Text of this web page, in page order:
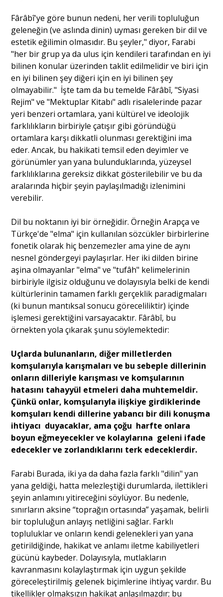
Fârâbî'ye göre bunun nedeni, her verili topluluğun
geleneğin (ve aslında dinin) uyması gereken bir dil ve
estetik eğilimin olmasıdır. Bu şeyler," diyor, Farabi
"her bir grup ya da ulus için kendileri tarafından en iyi
bilinen konular üzerinden taklit edilmelidir ve biri için
en iyi bilinen şey diğeri için en iyi bilinen şey
olmayabilir." İşte tam da bu temelde Fârâbî, "Siyasi
Rejim" ve "Mektuplar Kitabı" adlı risalelerinde pazar
yeri benzeri ortamlara, yani kültürel ve ideolojik
farklılıkların birbiriyle çatışır gibi göründüğü
ortamlara karşı dikkatli olunması gerektiğini ima
eder. Ancak, bu hakikati temsil eden deyimler ve
görünümler yan yana bulunduklarında, yüzeysel
farklılıklarına gereksiz dikkat gösterilebilir ve bu da
aralarında hiçbir şeyin paylaşılmadığı izlenimini
verebilir.
Dil bu noktanın iyi bir örneğidir. Örneğin Arapça ve
Türkçe'de "elma" için kullanılan sözcükler birbirlerine
fonetik olarak hiç benzemezler ama yine de aynı
nesnel göndergeyi paylaşırlar. Her iki dilden birine
aşina olmayanlar "elma" ve "tufâh" kelimelerinin
birbiriyle ilgisiz olduğunu ve dolayısıyla belki de kendi
kültürlerinin tamamen farklı gerçeklik paradigmaları
(ki bunun mantıksal sonucu göreceliliktir) içinde
işlemesi gerektiğini varsayacaktır. Fârâbî, bu
örnekten yola çıkarak şunu söylemektedir:
Uçlarda bulunanların, diğer milletlerden
komşularıyla karışmaları ve bu sebeple dillerinin
onların dilleriyle ka­rışması ve komşularının
hatasını tahayyül etmeleri daha muhtemeldir.
Çünkü onlar, komşularıyla ilişkiye girdiklerinde
komşuları kendi dille­rine yabancı bir dili konuşma
ihtiyacı duyacaklar, ama çoğu harfte onlara
boyun eğmeyecekler ve kolaylarına geleni ifade
edecekler ve zorlandıklarını terk edeceklerdir.
Farabi Burada, iki ya da daha fazla farklı "dilin" yan
yana geldiği, hatta melezleştiği durumlarda, ilettikleri
şeyin anlamını yitireceğini söylüyor. Bu nedenle,
sınırların aksine “toprağın ortasında” yaşamak, belirli
bir topluluğun anlayış netliğini sağlar. Farklı
topluluklar ve onların kendi gelenekleri yan yana
getirildiğinde, hakikat ve anlamı iletme kabiliyetleri
gücünü kaybeder. Dolayısıyla, mutlakların
kavranmasını kolaylaştırmak için uygun şekilde
göreceleştirilmiş gelenek biçimlerine ihtiyaç vardır. Bu
tikellikler olmaksızın hakikat anlaşılmazdır; bu